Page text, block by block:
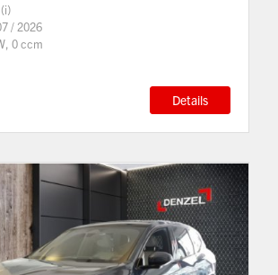
/ 2026
0 ccm
Details